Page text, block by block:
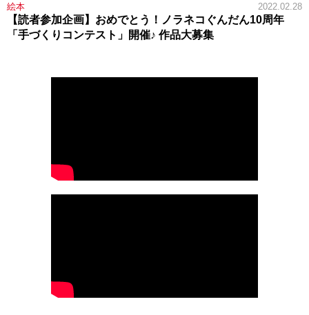
絵本 2022.02.28
【読者参加企画】おめでとう！ノラネコぐんだん10周年
「手づくりコンテスト」開催♪ 作品大募集